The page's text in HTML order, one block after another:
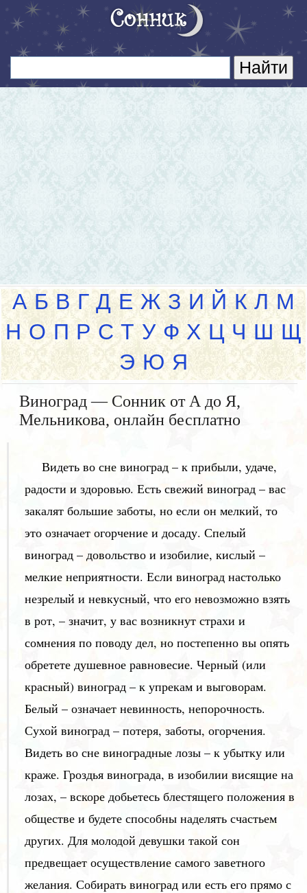
А Б В Г Д Е Ж З И Й К Л М
Н О П Р С Т У Ф Х Ц Ч Ш Щ
Э Ю Я
Виноград — Сонник от А до Я,
Мельникова, онлайн бесплатно
Видеть во сне виноград – к прибыли, удаче,
радости и здоровью. Есть свежий виноград – вас
закалят большие заботы, но если он мелкий, то
это означает огорчение и досаду. Спелый
виноград – довольство и изобилие, кислый –
мелкие неприятности. Если виноград настолько
незрелый и невкусный, что его невозможно взять
в рот, – значит, у вас возникнут страхи и
сомнения по поводу дел, но постепенно вы опять
обретете душевное равновесие. Черный (или
красный) виноград – к упрекам и выговорам.
Белый – означает невинность, непорочность.
Сухой виноград – потеря, заботы, огорчения.
Видеть во сне виноградные лозы – к убытку или
краже. Гроздья винограда, в изобилии висящие на
лозах, – вскоре добьетесь блестящего положения в
обществе и будете способны наделять счастьем
других. Для молодой девушки такой сон
предвещает осуществление самого заветного
желания. Собирать виноград или есть его прямо с